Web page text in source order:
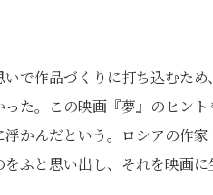
で作品づくりに打ち込むた
った。この映画『夢』のヒン
浮かんだという。ロシアの作
ふと思い出し、それを映画